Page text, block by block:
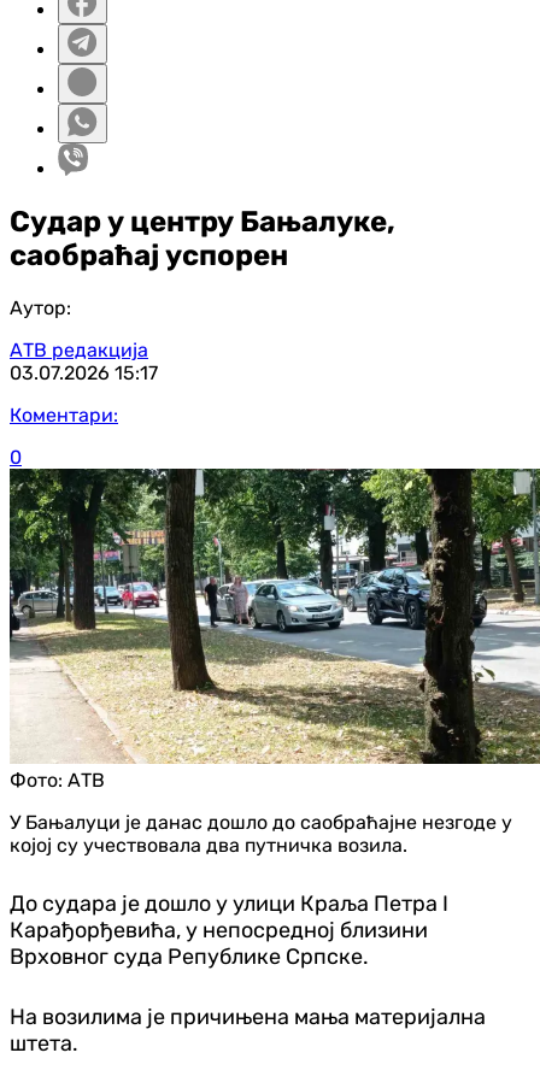
Судар у центру Бањалуке,
саобраћај успорен
Аутор:
АТВ редакција
03.07.2026 15:17
Коментари:
0
Фото: АТВ
У Бањалуци је данас дошло до саобраћајне незгоде у
којој су учествовала два путничка возила.
До судара је дошло у улици Краља Петра I
Карађорђевића, у непосредној близини
Врховног суда Републике Српске.
На возилима је причињена мања материјална
штета.